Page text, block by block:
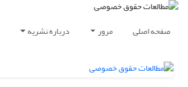
صفحه اصلی مرور درباره نشریه